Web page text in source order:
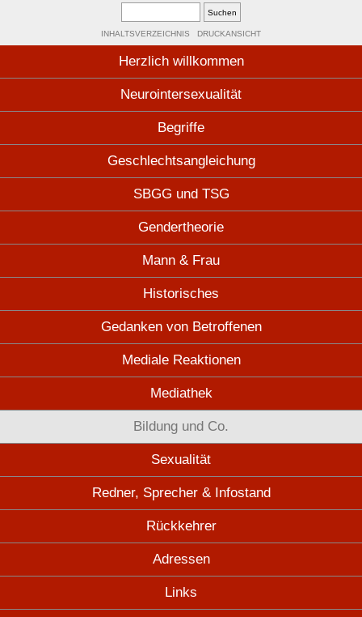
INHALTSVERZEICHNIS DRUCKANSICHT
Herzlich willkommen
Neurointersexualität
Begriffe
Geschlechtsangleichung
SBGG und TSG
Gendertheorie
Mann & Frau
Historisches
Gedanken von Betroffenen
Mediale Reaktionen
Mediathek
Bildung und Co.
Sexualität
Redner, Sprecher & Infostand
Rückkehrer
Adressen
Links